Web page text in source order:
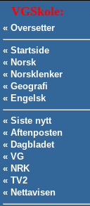
VGSkole:
« Oversetter
« Startside
« Norsk
« Norsklenker
« Geografi
« Engelsk
« Siste nytt
« Aftenposten
« Dagbladet
« VG
« NRK
« TV2
« Nettavisen